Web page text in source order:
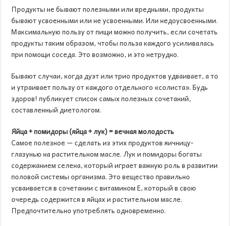
Продукты не бывают полезными или вредными, продукты
бывают усвоенными или не усвоенными. Или недоусвоенными.
Максимальную пользу от пищи можно получить, если сочетать
продукты таким образом, чтобы польза каждого усиливалась
при помощи соседа. Это возможно, и это нетрудно.
Бывают случаи, когда дуэт или трио продуктов удваивает, а то
и утраивает пользу от каждого отдельного «солиста». Будь
здоров! публикует список самых полезных сочетаний,
составленный диетологом.
Яйца + помидоры (яйца + лук) = вечная молодость
Самое полезное — сделать из этих продуктов яичницу-
глазунью на растительном масле. Лук и помидоры богаты
содержанием селена, который играет важную роль в развитии
половой системы организма. Это вещество правильно
усваивается в сочетании с витамином Е, который в свою
очередь содержится в яйцах и растительном масле.
Предпочтительно употреблять одновременно.